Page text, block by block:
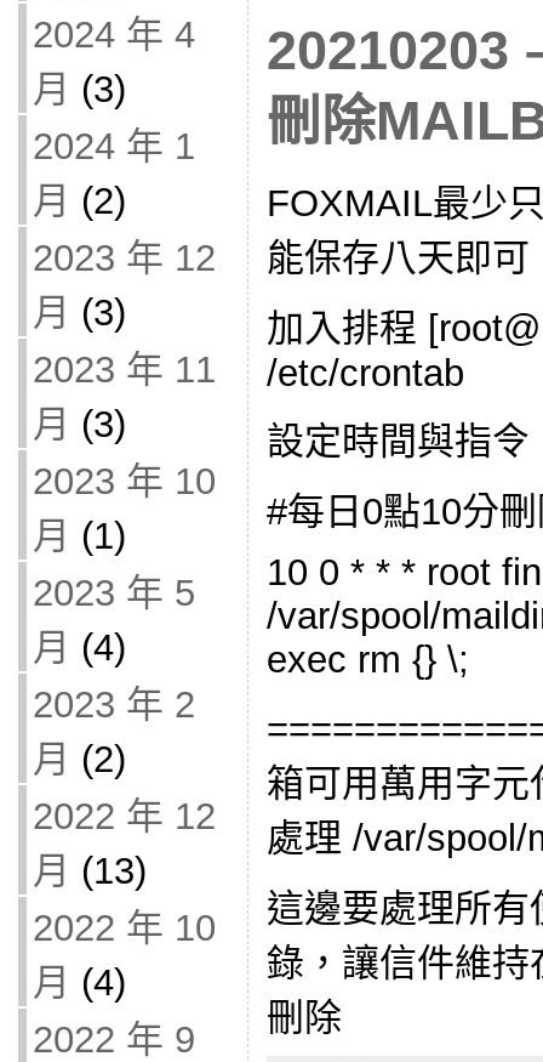
2024 年 4
月 (3)
2024 年 1
月 (2)
2023 年 12
月 (3)
2023 年 11
月 (3)
2023 年 10
月 (1)
2023 年 5
月 (4)
2023 年 2
月 (2)
2022 年 12
月 (13)
2022 年 10
月 (4)
2022 年 9
20210203
刪除
FOXMAIL最少
能保存八天即可
加入排程
/etc/crontab
設定時間與指令
#每日0點10分
10 0 * * * root
/var/spool/
exec rm {} \;
箱可用萬用字
處理 /var/spool/
這邊要處理所
錄，讓信件維
刪除